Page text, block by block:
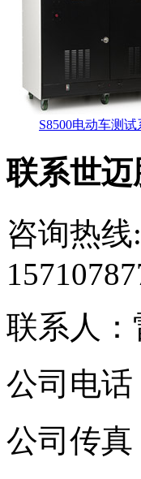
S8500电动车测试
联系世
咨询热线:
联系人：
公司电话
公司传真